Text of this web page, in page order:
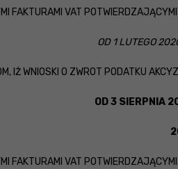
FAKTURAMI VAT
OD 1 LUTEGO
IŻ WNIOSKI O ZWROT PODATKU
OD3 SIERPNIA
FAKTURAMI VAT